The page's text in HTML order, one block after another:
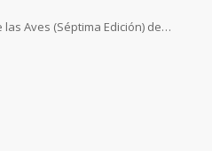
Aves (Séptima Edición) de…